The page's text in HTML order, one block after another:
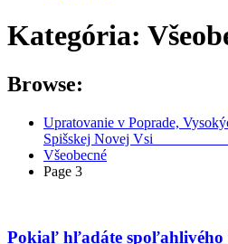
Kategória:
Browse:
Upratovanie v Poprade,
Spišskej Novej Vsi
Všeobecné
Page 3
Pokiaľ hľadáte spoľahlivého